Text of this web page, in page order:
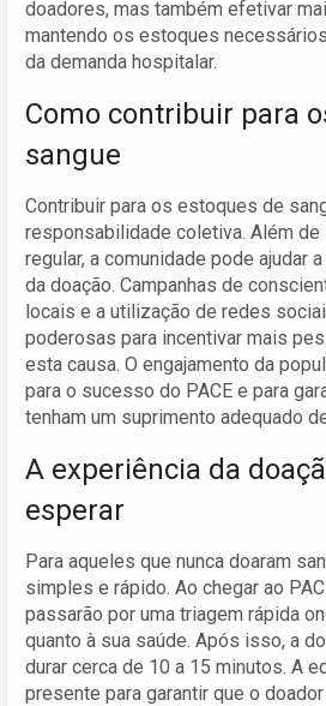
doadores, mas também efetivar
mantendo os estoques
da demanda hospitalar.
Como contribuir para
sangue
Contribuir para os estoques de
responsabilidade coletiva. Além de
regular, a comunidade pode ajudar
da doação. Campanhas de
locais e a utilização de redes
poderosas para incentivar mais
esta causa. O engajamento da
para o sucesso do PACE e para
tenham um suprimento adequado
A experiência da
esperar
Para aqueles que nunca doaram
simples e rápido. Ao chegar ao
passarão por uma triagem rápida
quanto à sua saúde. Após isso, a
durar cerca de 10 a 15 minutos. A
presente para garantir que o